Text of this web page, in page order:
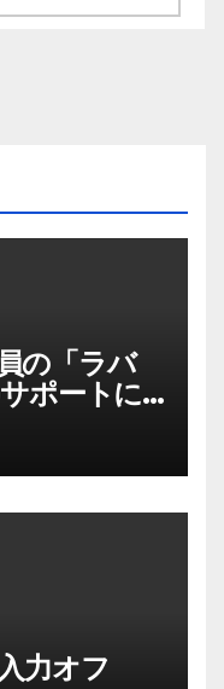
の「ラバ
ポートに
年
一部抜
力オフ